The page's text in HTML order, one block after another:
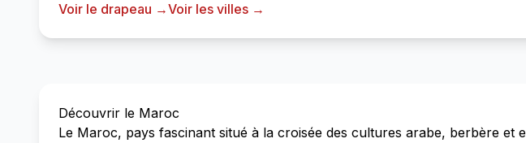
Voir le drapeau →Voir les villes →
Découvrir le Maroc
Le Maroc, pays fascinant situé à la croisée des cultures arabe, berbère